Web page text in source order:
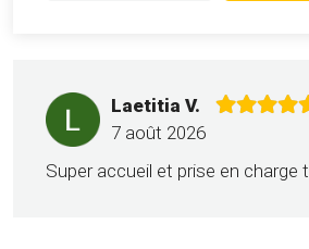
Laetitia V.
7 août 2026
Super accueil et prise en charge